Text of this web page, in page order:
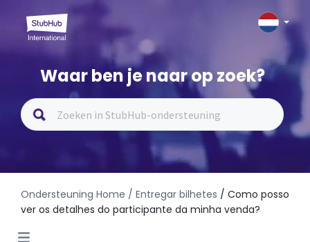
Waar ben je naar op zoek?
Ondersteuning Home / Entregar bilhetes / Como posso
ver os detalhes do participante da minha venda?